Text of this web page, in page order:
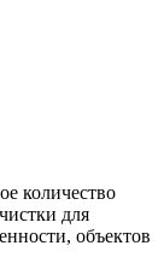
количество
для
объектов